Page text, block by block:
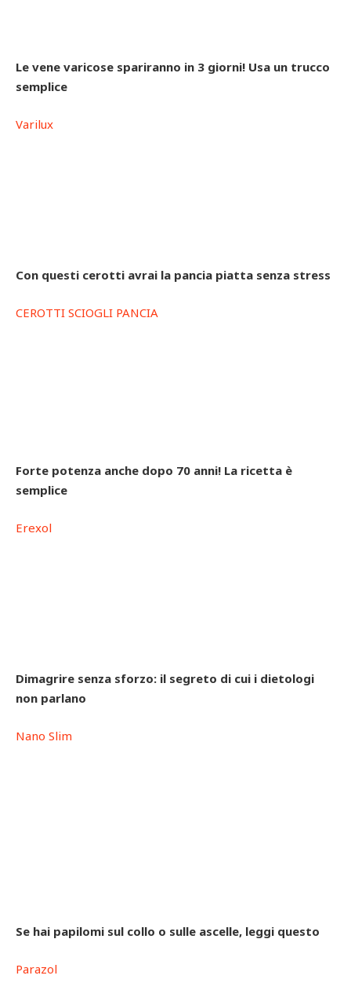
Le vene varicose spariranno in 3 giorni! Usa un trucco
semplice
Varilux
Con questi cerotti avrai la pancia piatta senza stress
CEROTTI SCIOGLI PANCIA
Forte potenza anche dopo 70 anni! La ricetta è
semplice
Erexol
Dimagrire senza sforzo: il segreto di cui i dietologi
non parlano
Nano Slim
Se hai papilomi sul collo o sulle ascelle, leggi questo
Parazol